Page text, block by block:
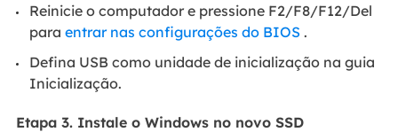
Reinicie o computador e pressione F2/F8/F12/Del
para entrar nas configurações do BIOS .
Defina USB como unidade de inicialização na guia
Inicialização.
Etapa 3. Instale o Windows no novo SSD